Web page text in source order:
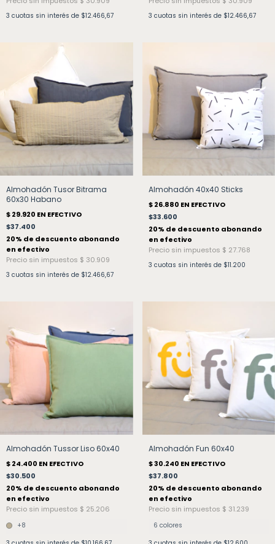
3 cuotas sin interés de $12.466,67 3 cuotas sin interés de $12.466,67
Almohadón Tusor Bitrama
60x30 Habano
$37.400
3 cuotas sin interés de $12.466,67
Almohadón 40x40 Sticks
$33.600
3 cuotas sin interés de $11.200
Almohadón Tussor Liso 60x40
$30.500
+8
Almohadón Fun 60x40
$37.800
6 colores